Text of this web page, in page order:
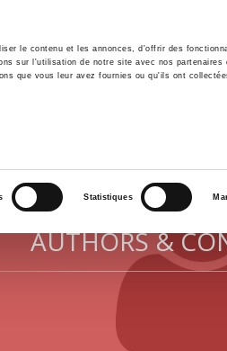
le contenu et les annonces, d'offrir des
sur l'utilisation de notre site avec nos
que vous leur avez fournies ou qu'ils ont
Statistiques
Environment History
AUTHORS &